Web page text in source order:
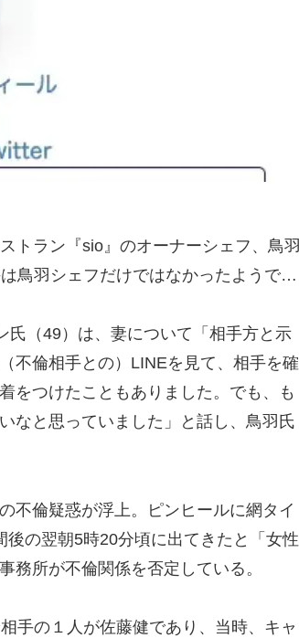
トラン『sio』のオーナーシェフ、鳥羽
鳥羽シェフだけではなかったようで…
氏（49）は、妻について「相手方と示
不倫相手との）LINEを見て、相手を確
をつけたこともありました。でも、も
なと思っていました」と話し、鳥羽氏
不倫疑惑が浮上。ピンヒールに網タイ
の翌朝5時20分頃に出てきたと「女性
務所が不倫関係を否定している。
手の１人が佐藤健であり、当時、キャ